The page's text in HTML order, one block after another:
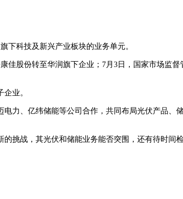
下科技及新兴产业板块的业务单元。
佳股份转至华润旗下企业；7月3日，国家市场监
业。
力、亿纬储能等公司合作，共同布局光伏产品、
挑战，其光伏和储能业务能否突围，还有待时间检